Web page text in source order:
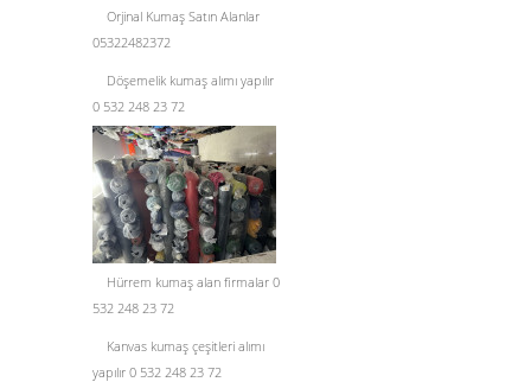
Orjinal Kumaş Satın Alanlar
05322482372
Döşemelik kumaş alımı yapılır
0 532 248 23 72
Hürrem kumaş alan firmalar 0
532 248 23 72
Kanvas kumaş çeşitleri alımı
yapılır 0 532 248 23 72